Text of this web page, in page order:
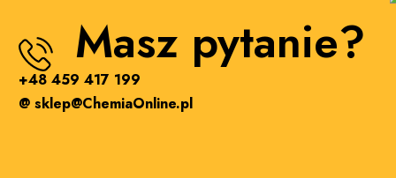
Masz pytanie?
+48 459 417 199
@ sklep@ChemiaOnline.pl